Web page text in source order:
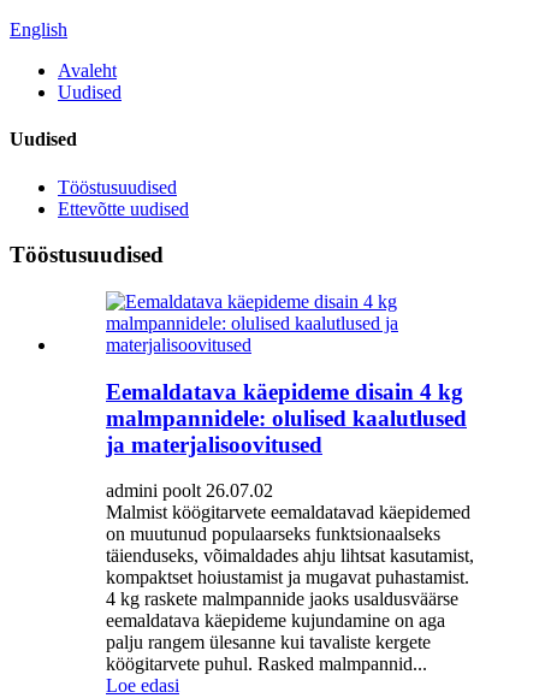
English
Avaleht
Uudised
Uudised
Tööstusuudised
Ettevõtte uudised
Tööstusuudised
Eemaldatava käepideme disain 4 kg
malmpannidele: olulised kaalutlused
ja materjalisoovitused
admini poolt 26.07.02
Malmist köögitarvete eemaldatavad käepidemed
on muutunud populaarseks funktsionaalseks
täienduseks, võimaldades ahju lihtsat kasutamist,
kompaktset hoiustamist ja mugavat puhastamist.
4 kg raskete malmpannide jaoks usaldusväärse
eemaldatava käepideme kujundamine on aga
palju rangem ülesanne kui tavaliste kergete
köögitarvete puhul. Rasked malmpannid...
Loe edasi